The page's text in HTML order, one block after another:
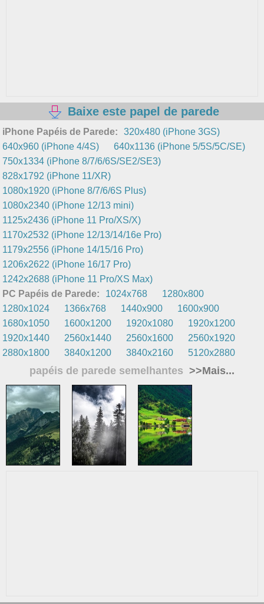
Baixe este papel de parede
iPhone Papéis de Parede:
320x480 (iPhone 3GS)
640x960 (iPhone 4/4S)
640x1136 (iPhone 5/5S/5C/SE)
750x1334 (iPhone 8/7/6/6S/SE2/SE3)
828x1792 (iPhone 11/XR)
1080x1920 (iPhone 8/7/6/6S Plus)
1080x2340 (iPhone 12/13 mini)
1125x2436 (iPhone 11 Pro/XS/X)
1170x2532 (iPhone 12/13/14/16e Pro)
1179x2556 (iPhone 14/15/16 Pro)
1206x2622 (iPhone 16/17 Pro)
1242x2688 (iPhone 11 Pro/XS Max)
PC Papéis de Parede:
1024x768
1280x800
1280x1024
1366x768 1440x900
1600x900
1680x1050
1600x1200 1920x1080
1920x1200
1920x1440
2560x1440 2560x1600
2560x1920
2880x1800
3840x1200 3840x2160 5120x2880
papéis de parede semelhantes >>Mais...